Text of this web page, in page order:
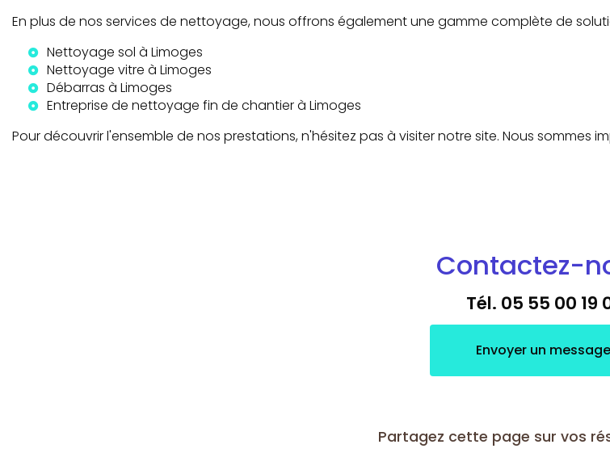
En plus de nos services de nettoyage, nous offrons également une gamme complète de
Nettoyage sol à Limoges
Nettoyage vitre à Limoges
Débarras à Limoges
Entreprise de nettoyage fin de chantier à Limoges
Pour découvrir l'ensemble de nos prestations, n'hésitez pas à visiter notre site. Nous sommes
Contactez-
Tél. 05 55 00 19
Envoyer un message
Partagez cette page sur vos